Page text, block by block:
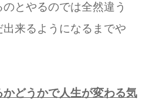
とやるのでは全然違う
出来るようになるまでや
どうかで人生が変わる気